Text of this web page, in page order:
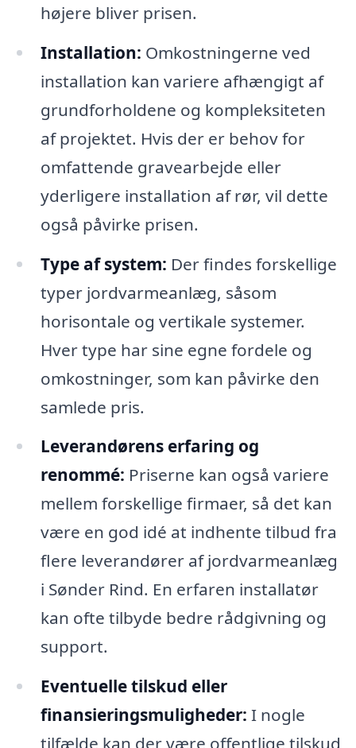
højere bliver prisen.
Installation: Omkostningerne ved
installation kan variere afhængigt af
grundforholdene og kompleksiteten
af projektet. Hvis der er behov for
omfattende gravearbejde eller
yderligere installation af rør, vil dette
også påvirke prisen.
Type af system: Der findes forskellige
typer jordvarmeanlæg, såsom
horisontale og vertikale systemer.
Hver type har sine egne fordele og
omkostninger, som kan påvirke den
samlede pris.
Leverandørens erfaring og
renommé: Priserne kan også variere
mellem forskellige firmaer, så det kan
være en god idé at indhente tilbud fra
flere leverandører af jordvarmeanlæg
i Sønder Rind. En erfaren installatør
kan ofte tilbyde bedre rådgivning og
support.
Eventuelle tilskud eller
finansieringsmuligheder: I nogle
tilfælde kan der være offentlige tilskud